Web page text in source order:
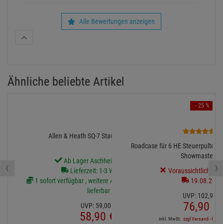
Alle Bewertungen anzeigen
Ähnliche beliebte Artikel
Allen & Heath SQ-7 Staubschutzhülle
Ab Lager Aschheim lieferbar
Lieferzeit: 1-3 Werktage
1 sofort verfügbar , weitere Artikel ab Zentrallager
lieferbar
UVP: 59,00
58,90 €
Roadcase für 6 HE Steuerpulte,
Showmaster 24
Voraussichtlich
19.08.2026
UVP: 102,94
76,90
inkl. MwSt. zzgl Versand - frei
- 25 %
‹ ›